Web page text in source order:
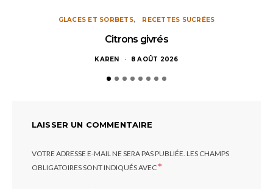
GLACES ET SORBETS RECETTES SUCRÉES
Citrons givrés
KAREN 8 AOÛT 2026
LAISSER UN COMMENTAIRE
VOTRE ADRESSE E-MAIL NE SERA PAS PUBLIÉE. LES CHAMPS
OBLIGATOIRES SONT INDIQUÉS AVEC*